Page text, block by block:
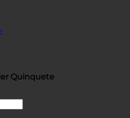
Quinquete